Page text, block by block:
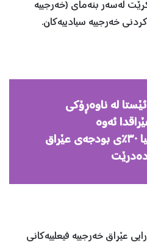
له‌سه‌ر بنه‌مای (خه‌رجییه‌
خه‌رجییه سیادییه‌كان.
تا ئێستا له‌ ناوه‌ڕۆكی
ئه‌وه‌
چه‌سپێنراوه‌، كه‌ ته‌نیا ٣٠٪ی بودجه‌ی عێراق
عێراق خه‌رجییه‌ فیعلییه‌كانی